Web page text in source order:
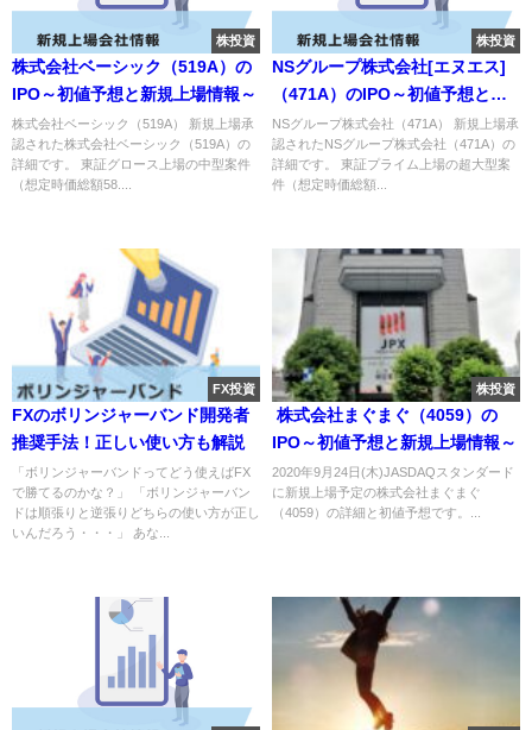
株投資
株式会社ベーシック（519A）の
IPO～初値予想と新規上場情報～
株式会社ベーシック（519A） 新規上場承
認された株式会社ベーシック（519A）の
詳細です。 東証グロース上場の中型案件
（想定時価総額58....
株投資
NSグループ株式会社[エヌエス]
（471A）のIPO～初値予想と新
規上場情報～
NSグループ株式会社（471A） 新規上場承
認されたNSグループ株式会社（471A）の
詳細です。 東証プライム上場の超大型案
件（想定時価総額...
FX投資
FXのボリンジャーバンド開発者
推奨手法！正しい使い方も解説
「ボリンジャーバンドってどう使えばFX
で勝てるのかな？」 「ボリンジャーバン
ドは順張りと逆張りどちらの使い方が正し
いんだろう・・・」 あな...
株投資
株式会社まぐまぐ（4059）の
IPO～初値予想と新規上場情報～
2020年9月24日(木)JASDAQスタンダード
に新規上場予定の株式会社まぐまぐ
（4059）の詳細と初値予想です。...